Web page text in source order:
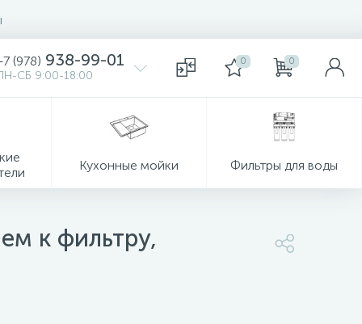
(978) 938-99-01
СБ 9:00-18:00
0 0
Кухонные мойки Фильтры для воды
к фильтру,